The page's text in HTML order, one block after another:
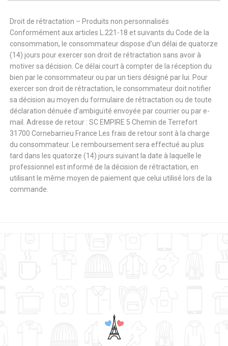
Droit de rétractation – Produits non personnalisés
Conformément aux articles L.221-18 et suivants du Code de la
consommation, le consommateur dispose d’un délai de quatorze
(14) jours pour exercer son droit de rétractation sans avoir à
motiver sa décision. Ce délai court à compter de la réception du
bien par le consommateur ou par un tiers désigné par lui. Pour
exercer son droit de rétractation, le consommateur doit notifier
sa décision au moyen du formulaire de rétractation ou de toute
déclaration dénuée d’ambiguïté envoyée par courrier ou par e-
mail. Adresse de retour : SC EMPIRE 5 Chemin de Terrefort
31700 Cornebarrieu France Les frais de retour sont à la charge
du consommateur. Le remboursement sera effectué au plus
tard dans les quatorze (14) jours suivant la date à laquelle le
professionnel est informé de la décision de rétractation, en
utilisant le même moyen de paiement que celui utilisé lors de la
commande.